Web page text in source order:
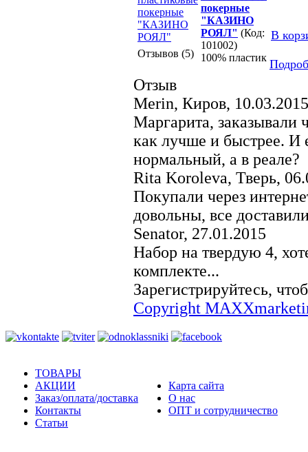
Отзывов (5)
покерные
"КАЗИНО
РОЯЛ" (Код:
101002)
100% пластик
В
Отзыв
Merin, Киров, 10.03.2015
Маргарита, заказывали
как лучше и быстрее. И
нормальный, а в реале?
Rita Koroleva, Тверь,
Покупали через
довольны, все
Senator, 27.01.2015
Набор на твердую 4,
комплекте...
Зарегистрируйтесь,
Copyright
ТОВАРЫ
АКЦИИ
Заказ/оплата/доставка
Контакты
Статьи
Карта сайта
О нас
ОПТ и сотрудничество